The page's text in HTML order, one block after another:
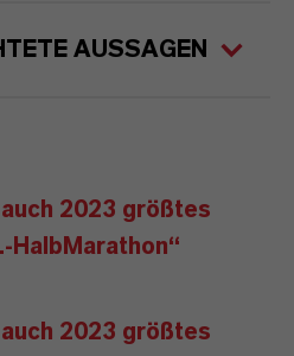
AUSSAGEN
2023 größtes
HalbMarathon“
2023 größtes